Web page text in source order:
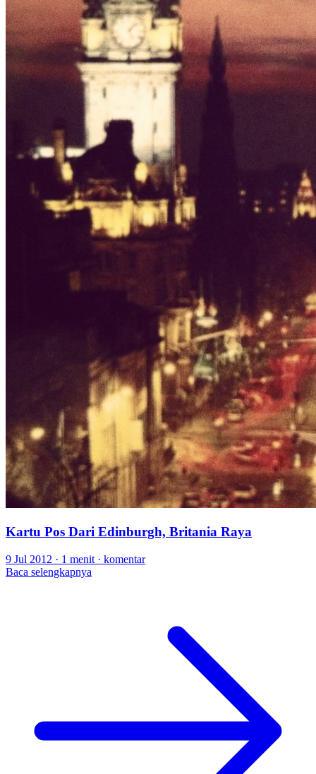
Kartu Pos Dari Edinburgh, Britania Raya
9 Jul 2012 · 1 menit · komentar
Baca selengkapnya